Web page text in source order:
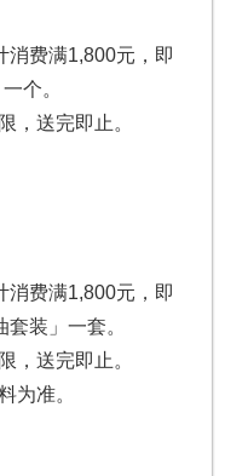
消费满1,800元，即
个。
，送完即止。
消费满1,800元，即
装」一套。
，送完即止。
为准。